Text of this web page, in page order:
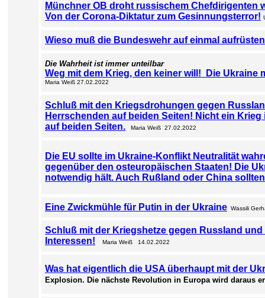
Münchner OB droht russischem Chefdirigenten
Von der Corona-Diktatur zum Gesinnungsterror!
Wieso muß die Bundeswehr auf einmal
Die Wahrheit ist immer unteilbar
Weg mit dem Krieg, den keiner will! Die
Maria Weiß 27.02.2022
Schluß mit den Kriegsdrohungen gegen
Herrschenden auf beiden Seiten! Nicht ein
auf beiden Seiten. Maria Weiß 27.02.2022
Die EU sollte im Ukraine-Konflikt Neutralität
gegenüber den osteuropäischen Staaten! Die
notwendig hält. Auch Rußland oder China
Eine Zwickmühle für Putin in der Ukraine Wassili
Schluß mit der Kriegshetze gegen Russland
Interessen!
Maria Weiß 14.02.2022
Was hat eigentlich die USA überhaupt mit der
Explosion. Die nächste Revolution in Europa wird